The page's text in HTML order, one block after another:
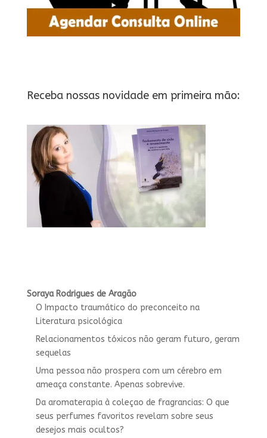
Receba nossas novidade em primeira mão:
Soraya Rodrigues de Aragão
O Impacto traumático do preconceito na
Literatura psicológica
Relacionamentos tóxicos não geram futuro, geram
sequelas
Uma pessoa não prospera com um cérebro em
ameaça constante. Apenas sobrevive.
Da aromaterapia à coleçao de fragrancias: O que
seus perfumes favoritos revelam sobre seus
desejos mais ocultos?